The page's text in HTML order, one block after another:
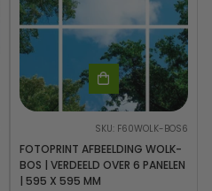
SKU: F60WOLK-BOS6
FOTOPRINT AFBEELDING WOLK-
BOS | VERDEELD OVER 6 PANELEN
| 595 X 595 MM